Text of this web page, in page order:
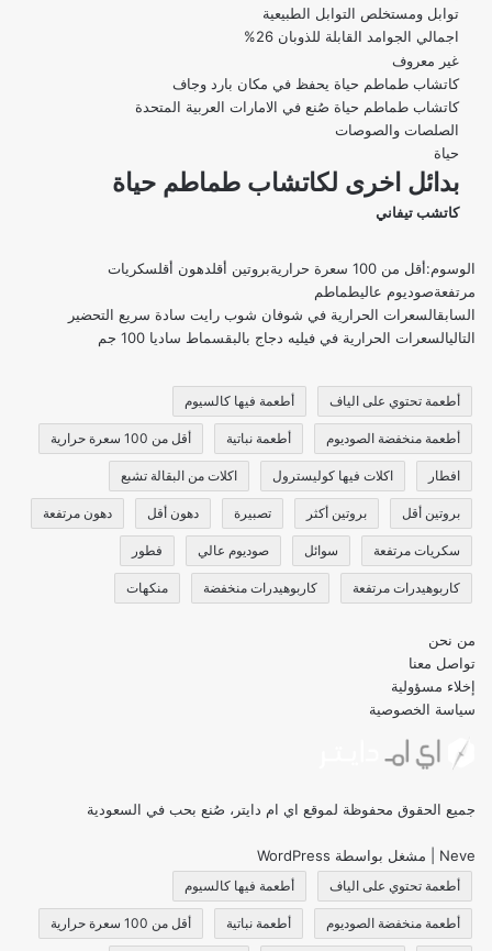
توابل ومستخلص التوابل الطبيعية
اجمالي الجوامد القابلة للذوبان 26%
غير معروف
كاتشاب طماطم حياة يحفظ في مكان بارد وجاف
كاتشاب طماطم حياة صُنع في الامارات العربية المتحدة
الصلصات والصوصات
حياة
بدائل اخرى لكاتشاب طماطم حياة
كاتشب تيفاني
الوسوم:أقل من 100 سعرة حرارية بروتين أقلدهون أقلسكريات
مرتفعةصوديوم عاليطماطم
السابقالسعرات الحرارية في شوفان شوب رايت سادة سريع التحضير
التاليالسعرات الحرارية في فيليه دجاج بالبقسماط ساديا 100 جم
أطعمة تحتوي على الياف أطعمة فيها كالسيوم
أطعمة منخفضة الصوديوم أطعمة نباتية أقل من 100 سعرة حرارية
افطار اكلات فيها كوليسترول اكلات من البقالة تشبع
بروتين أقل بروتين أكثر تصبيرة دهون أقل دهون مرتفعة
سكريات مرتفعة سوائل صوديوم عالي فطور
كاربوهيدرات مرتفعة كاربوهيدرات منخفضة منكهات
من نحن
تواصل معنا
إخلاء مسؤولية
سياسة الخصوصية
جميع الحقوق محفوظة لموقع اي ام دايتر، صُنع بحب في السعودية
Neve | مشغل بواسطة WordPress
أطعمة تحتوي على الياف أطعمة فيها كالسيوم
أطعمة منخفضة الصوديوم أطعمة نباتية أقل من 100 سعرة حرارية